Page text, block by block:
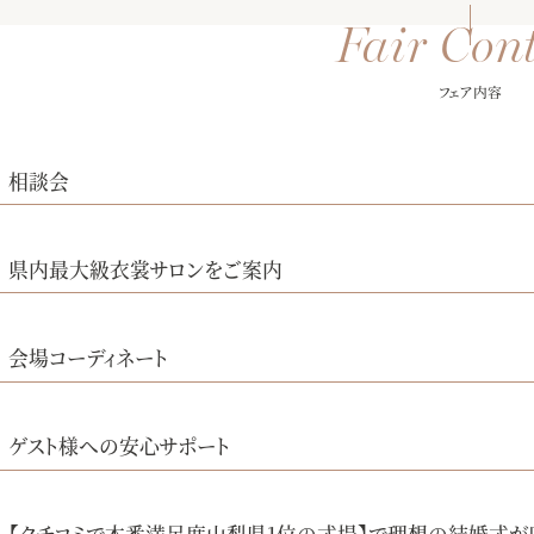
フェア内容
相談会
県内最大級衣裳サロンをご案内
会場コーディネート
ゲスト様への安心サポート